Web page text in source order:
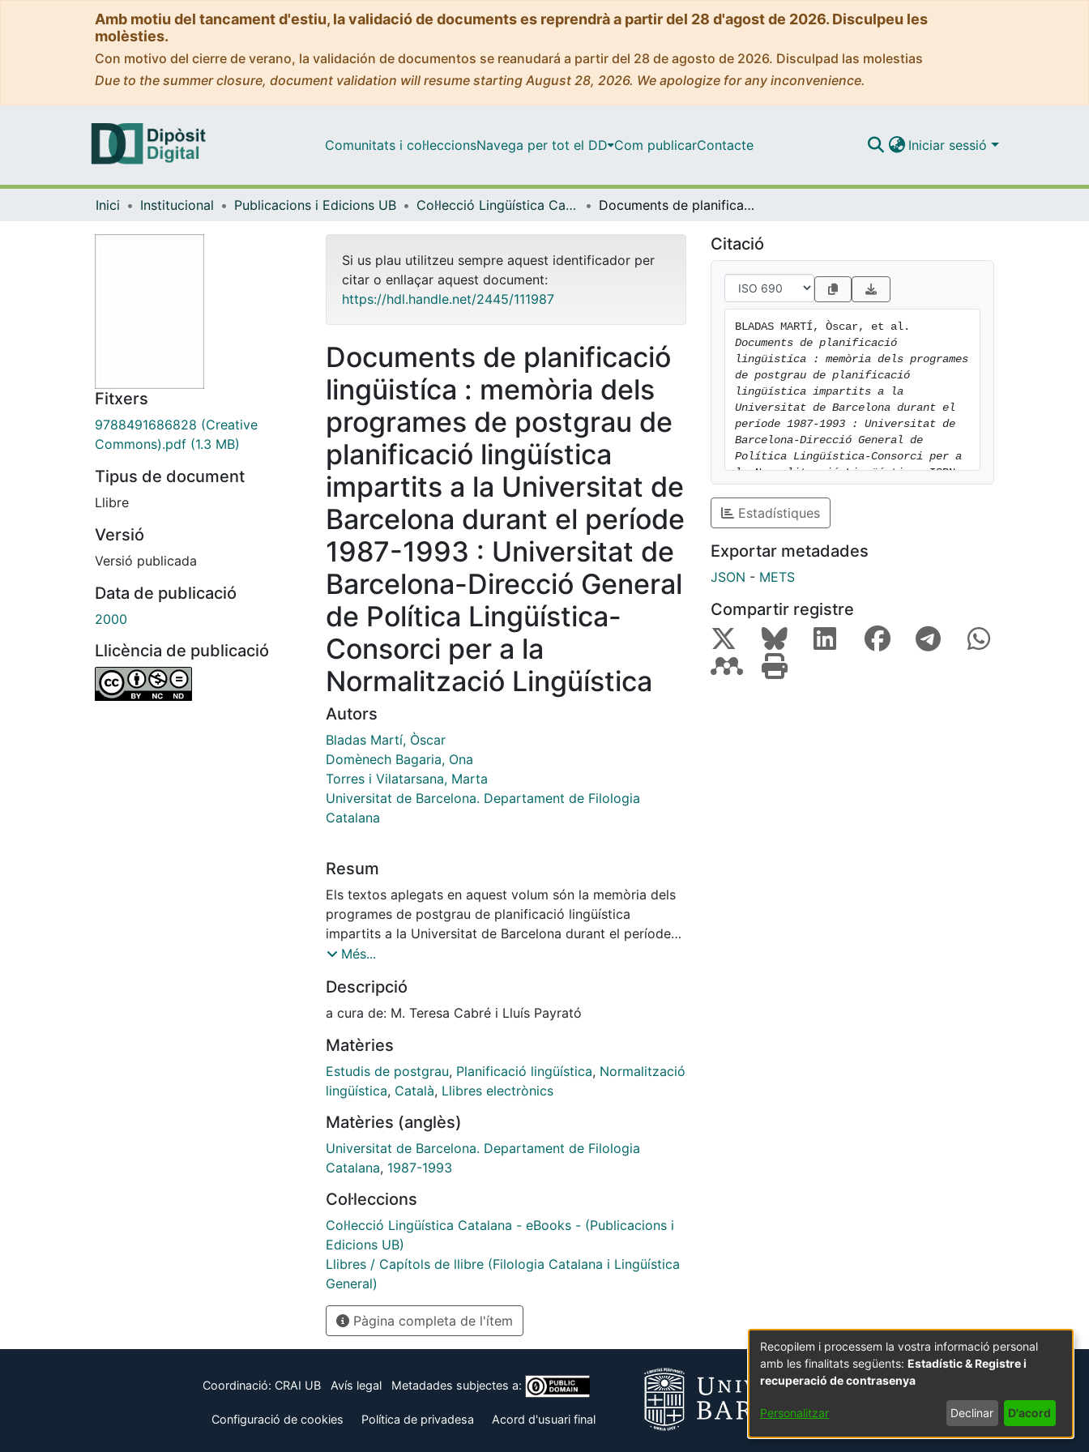
Amb motiu del tancament d'estiu, la validació de documents es reprendrà a partir del 28 d'agost de 2026. Disculpeu les
molèsties.
Con motivo del cierre de verano, la validación de documentos se reanudará a partir del 28 de agosto de 2026. Disculpad las molestias
Due to the summer closure, document validation will resume starting August 28, 2026. We apologize for any inconvenience.
Comunitats i col·leccionsNavega per tot el DD Com publicarContacte Iniciar sessió
Inici Institucional Publicacions i Edicions UB Col·lecció Lingüística Catalana - eBooks - (Publicacions i Edicions UB) Documents de planificació lingüistíca : memòria dels programes de postgrau de planificació lingüística impartits a la Universitat de Barcelona durant el període 1987-1993 : Universitat de Barcelona-Direcció General de Política Lingüística-Consorci per a la Normalització Lingüística
Fitxers
9788491686828 (Creative
Commons).pdf (1.3 MB)
Tipus de document
Llibre
Versió
Versió publicada
Data de publicació
2000
Llicència de publicació
Si us plau utilitzeu sempre aquest identificador per
citar o enllaçar aquest document:
https://hdl.handle.net/2445/111987
Documents de planificació
lingüistíca : memòria dels
programes de postgrau de
planificació lingüística
impartits a la Universitat de
Barcelona durant el període
1987-1993 : Universitat de
Barcelona-Direcció General
de Política Lingüística-
Consorci per a la
Normalització Lingüística
Autors
Bladas Martí, Òscar
Domènech Bagaria, Ona
Torres i Vilatarsana, Marta
Universitat de Barcelona. Departament de Filologia
Catalana
Resum
Els textos aplegats en aquest volum són la memòria dels
programes de postgrau de planificació lingüística
impartits a la Universitat de Barcelona durant el període
1987-1993, que es van dur a terme gràcies a la
Política Lingüística (Generalitat de Catalunya) i el
Consorci per a la Normalització Lingüística. El llibre recull
(entre els anys 1987 i 1993), l’estructura docent (amb els
plans d’estudi) i una relació del professorat, l’alumnat i els
criteris de selecció i avaluació. També s’hi inclou una
participants, i un conjunt d’apèndixs amb els programes
de les assignatures i les enquestes de valoració dels
cursos.
Més...
Descripció
a cura de: M. Teresa Cabré i Lluís Payrató
Matèries
Estudis de postgrau, Planificació lingüística, Normalització
lingüística, Català, Llibres electrònics
Matèries (anglès)
Universitat de Barcelona. Departament de Filologia
Catalana, 1987-1993
Col·leccions
Col·lecció Lingüística Catalana - eBooks - (Publicacions i
Edicions UB)
Llibres / Capítols de llibre (Filologia Catalana i Lingüística
General)
Pàgina completa de l'ítem
Citació
Documents de planificació
lingüistíca : memòria dels programes
de postgrau de planificació
lingüística impartits a la
Universitat de Barcelona durant el
període 1987-1993 : Universitat de
Barcelona-Direcció General de
Política Lingüística-Consorci per a
la Normalització Lingüística. ISBN
August of 2026]. Available at:
https://hdl.handle.net/2445/111987
Estadístiques
Exportar metadades
JSON - METS
Compartir registre
Coordinació: CRAI UB Avís legal Metadades subjectes a:
Configuració de cookies Política de privadesa Acord d'usuari final
Recopilem i processem la vostra informació personal
amb les finalitats següents: Estadístic & Registre i
recuperació de contrasenya
Personalitzar Declinar D'acord